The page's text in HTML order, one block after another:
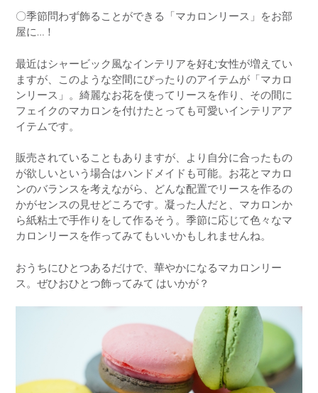
〇季節問わず飾ることができる「マカロンリース」をお部
屋に…！
最近はシャービック風なインテリアを好む女性が増えてい
ますが、このような空間にぴったりのアイテムが「マカロ
ンリース」。綺麗なお花を使ってリースを作り、その間に
フェイクのマカロンを付けたとっても可愛いインテリアア
イテムです。
販売されていることもありますが、より自分に合ったもの
が欲しいという場合はハンドメイドも可能。お花とマカロ
ンのバランスを考えながら、どんな配置でリースを作るの
かがセンスの見せどころです。凝った人だと、マカロンか
ら紙粘土で手作りをして作るそう。季節に応じて色々なマ
カロンリースを作ってみてもいいかもしれませんね。
おうちにひとつあるだけで、華やかになるマカロンリー
ス。ぜひおひとつ飾ってみて はいかが？